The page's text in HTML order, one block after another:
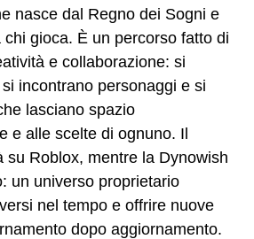
nasce dal Regno dei Sogni e
gioca. È un percorso fatto di
e collaborazione: si
incontrano personaggi e si
lasciano spazio
e alle scelte di ognuno. Il
su Roblox, mentre la Dynowish
un universo proprietario
nel tempo e offrire nuove
dopo aggiornamento.